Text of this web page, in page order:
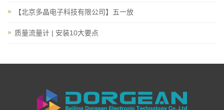
【北京多晶电子科技有限公司】五一放
质量流量计 | 安装10大要点